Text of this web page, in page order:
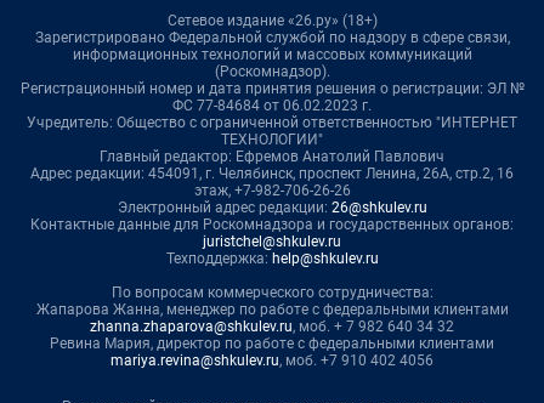
Сетевое издание «26.ру» (18+)
Зарегистрировано Федеральной службой по надзору в сфере связи,
информационных технологий и массовых коммуникаций
(Роскомнадзор).
Регистрационный номер и дата принятия решения о регистрации: ЭЛ №
ФС 77-84684 от 06.02.2023 г.
Учредитель: Общество с ограниченной ответственностью "ИНТЕРНЕТ
ТЕХНОЛОГИИ"
Главный редактор: Ефремов Анатолий Павлович
Адрес редакции: 454091, г. Челябинск, проспект Ленина, 26А, стр.2, 16
этаж, +7-982-706-26-26
Электронный адрес редакции: 26@shkulev.ru
Контактные данные для Роскомнадзора и государственных органов:
juristchel@shkulev.ru
Техподдержка: help@shkulev.ru
По вопросам коммерческого сотрудничества:
Жапарова Жанна, менеджер по работе с федеральными клиентами
zhanna.zhaparova@shkulev.ru, моб. + 7 982 640 34 32
Ревина Мария, директор по работе с федеральными клиентами
mariya.revina@shkulev.ru, моб. +7 910 402 4056